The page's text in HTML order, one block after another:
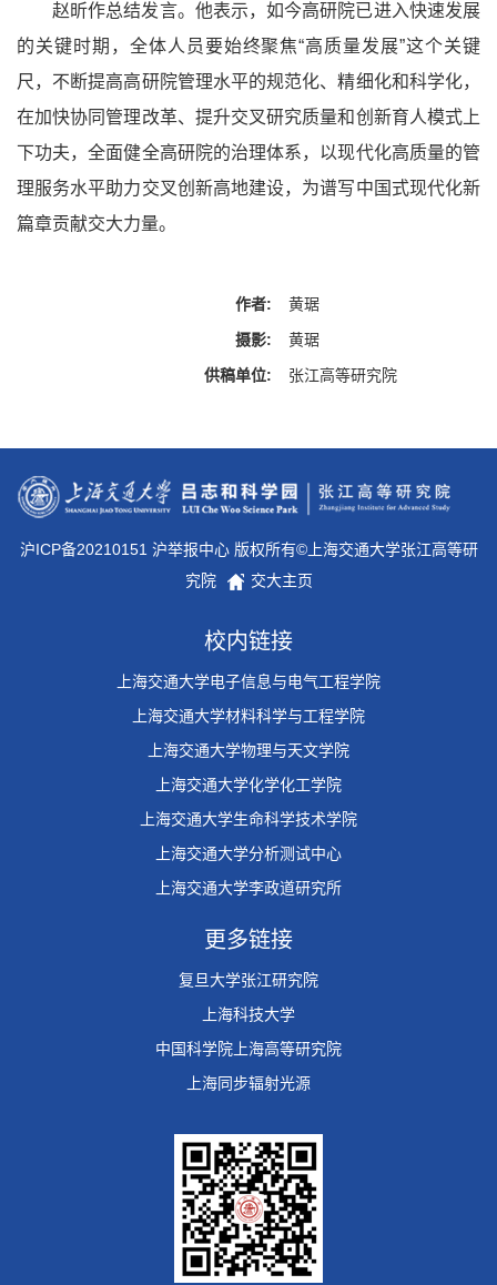
赵昕作总结发言。他表示，如今高研院已进入快速发展
的关键时期，全体人员要始终聚焦“高质量发展”这个关键
尺，不断提高高研院管理水平的规范化、精细化和科学化，
在加快协同管理改革、提升交叉研究质量和创新育人模式上
下功夫，全面健全高研院的治理体系，以现代化高质量的管
理服务水平助力交叉创新高地建设，为谱写中国式现代化新
篇章贡献交大力量。
作者:
黄琚
摄影:
黄琚
供稿单位:
张江高等研究院
沪ICP备20210151 沪举报中心 版权所有©上海交通大学张江高等研
究院
交大主页
校内链接
上海交通大学电子信息与电气工程学院
上海交通大学材料科学与工程学院
上海交通大学物理与天文学院
上海交通大学化学化工学院
上海交通大学生命科学技术学院
上海交通大学分析测试中心
上海交通大学李政道研究所
更多链接
复旦大学张江研究院
上海科技大学
中国科学院上海高等研究院
上海同步辐射光源